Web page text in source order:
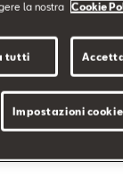
la nostra
Cookie
tutti
Impostazioni cookie